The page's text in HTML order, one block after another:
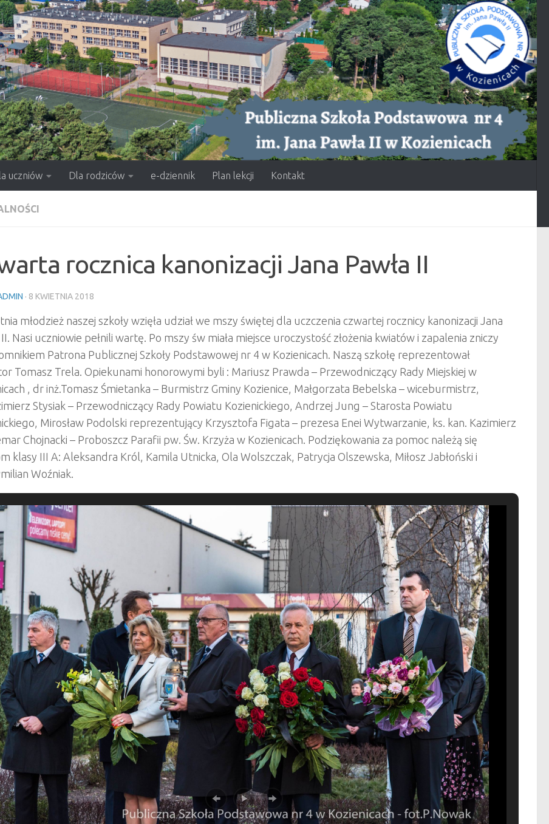
uczniów Dla rodziców e-dziennik Plan lekcji Kontakt
rocznica kanonizacji Jana Pawła II
· 8 KWIETNIA 2018
młodzież naszej szkoły wzięła udział we mszy świętej dla uczczenia czwartej rocznicy kanonizacji Jana
II. Nasi uczniowie pełnili wartę. Po mszy św miała miejsce uroczystość złożenia kwiatów i zapalenia zniczy
Patrona Publicznej Szkoły Podstawowej nr 4 w Kozienicach. Naszą szkołę reprezentował
Tomasz Trela. Opiekunami honorowymi byli : Mariusz Prawda – Przewodniczący Rady Miejskiej w
, dr inż.Tomasz Śmietanka – Burmistrz Gminy Kozienice, Małgorzata Bebelska – wiceburmistrz,
Stysiak – Przewodniczący Rady Powiatu Kozienickiego, Andrzej Jung – Starosta Powiatu
Mirosław Podolski reprezentujący Krzysztofa Figata – prezesa Enei Wytwarzanie, ks. kan. Kazimierz
Chojnacki – Proboszcz Parafii pw. Św. Krzyża w Kozienicach. Podziękowania za pomoc należą się
klasy III A: Aleksandra Król, Kamila Utnicka, Ola Wolszczak, Patrycja Olszewska, Miłosz Jabłoński i
Woźniak.